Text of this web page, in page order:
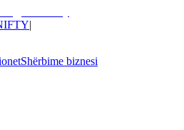
|
Shërbime biznesi